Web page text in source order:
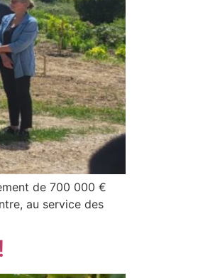
de 700 000 €
au service des